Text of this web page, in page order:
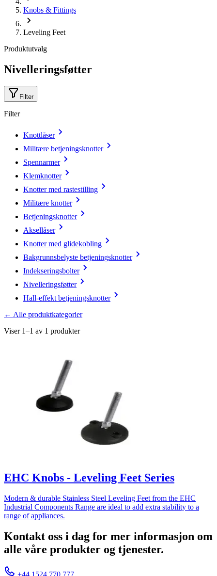
Knobs & Fittings
Leveling Feet
Produktutvalg
Nivelleringsføtter
Filter
Filter
Knottlåser
Militære betjeningsknotter
Spennarmer
Klemknotter
Knotter med rastestilling
Militære knotter
Betjeningsknotter
Aksellåser
Knotter med glidekobling
Bakgrunnsbelyste betjeningsknotter
Indekseringsbolter
Nivelleringsføtter
Hall-effekt betjeningsknotter
← Alle produktkategorier
Viser 1–1 av 1 produkter
EHC Knobs - Leveling Feet Series
Modern & durable Stainless Steel Leveling Feet from the EHC
Industrial Components Range are ideal to add extra stability to a
range of appliances.
Kontakt oss i dag for mer informasjon om
alle våre produkter og tjenester.